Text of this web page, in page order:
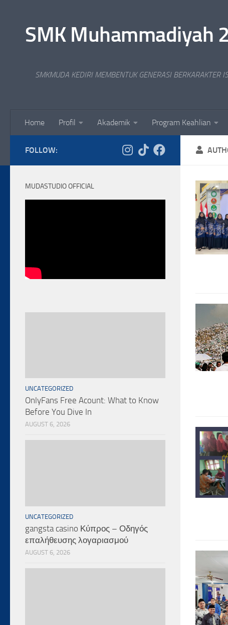
SMK Muhammadiyah
SMKMUDA KEDIRI MEMBENTUK GENERASI BERKARAKTER
Home Profil Akademik Program Keahlian
FOLLOW:
MUDASTUDIO OFFICIAL
UNCATEGORIZED
OnlyFans Free Acount: What to Know
Before You Dive In
AUGUST 6, 2026
UNCATEGORIZED
gangsta casino Κύπρος – Οδηγός
επαλήθευσης λογαριασμού
AUGUST 6, 2026